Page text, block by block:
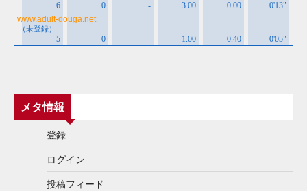
メタ情報
登録
ログイン
投稿フィード